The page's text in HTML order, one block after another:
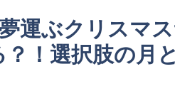
運ぶクリスマ
！選択肢の月